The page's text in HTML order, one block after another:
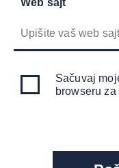
Web sajt
Sačuvaj
browseru